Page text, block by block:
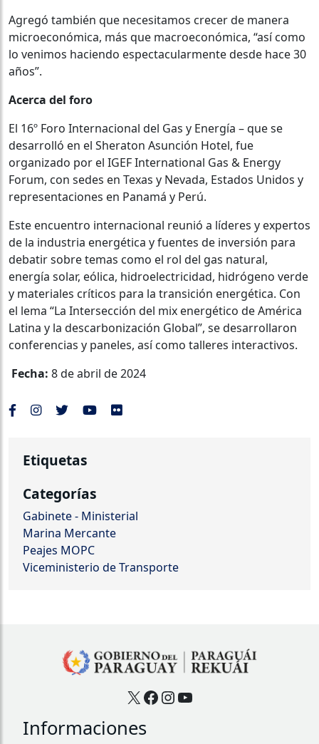
Agregó también que necesitamos crecer de manera
microeconómica, más que macroeconómica, “así como
lo venimos haciendo espectacularmente desde hace 30
años”.
Acerca del foro
El 16º Foro Internacional del Gas y Energía – que se
desarrolló en el Sheraton Asunción Hotel, fue
organizado por el IGEF International Gas & Energy
Forum, con sedes en Texas y Nevada, Estados Unidos y
representaciones en Panamá y Perú.
Este encuentro internacional reunió a líderes y expertos
de la industria energética y fuentes de inversión para
debatir sobre temas como el rol del gas natural,
energía solar, eólica, hidroelectricidad, hidrógeno verde
y materiales críticos para la transición energética. Con
el lema “La Intersección del mix energético de América
Latina y la descarbonización Global”, se desarrollaron
conferencias y paneles, así como talleres interactivos.
Fecha: 8 de abril de 2024
Etiquetas
Categorías
Gabinete - Ministerial
Marina Mercante
Peajes MOPC
Viceministerio de Transporte
X Facebook
Instagram
YouTube
Informaciones